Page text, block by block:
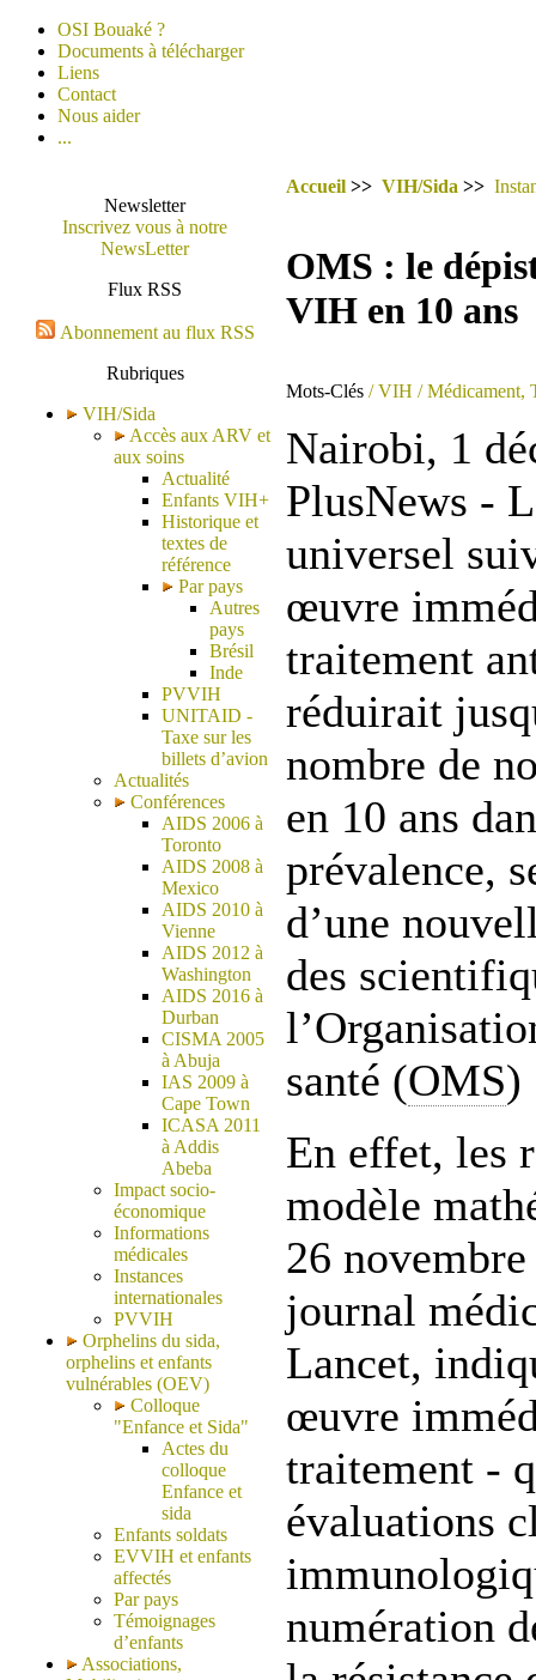
OSI Bouaké ?
Documents à télécharger
Liens
Contact
Nous aider
...
Newsletter
Inscrivez vous à notre
NewsLetter
Flux RSS
Abonnement au flux RSS
Rubriques
VIH/Sida
Accès aux ARV et
aux soins
Actualité
Enfants VIH+
Historique et
textes de
référence
Par pays
Autres
pays
Brésil
Inde
PVVIH
UNITAID -
Taxe sur les
billets d’avion
Actualités
Conférences
AIDS 2006 à
Toronto
AIDS 2008 à
Mexico
AIDS 2010 à
Vienne
AIDS 2012 à
Washington
AIDS 2016 à
Durban
CISMA 2005
à Abuja
IAS 2009 à
Cape Town
ICASA 2011
à Addis
Abeba
Impact socio-
économique
Informations
médicales
Instances
internationales
PVVIH
Orphelins du sida,
orphelins et enfants
vulnérables (OEV)
Colloque
"Enfance et Sida"
Actes du
colloque
Enfance et
sida
Enfants soldats
EVVIH et enfants
affectés
Par pays
Témoignages
d’enfants
Associations,
Accueil >> VIH/Sida >>
OMS : le
VIH en 10 ans
Mots-Clés / VIH / Médicament,
Nairobi, 1
PlusNews -
universel
œuvre
traitement
réduirait
nombre de
en 10 ans
prévalence,
d’une
des
santé (OMS)
En effet, les
modèle
26
journal
Lancet,
œuvre
traitement -
évaluations
numération